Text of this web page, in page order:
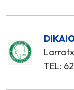
TEL: